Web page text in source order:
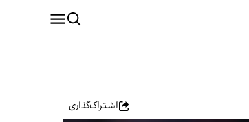
اشتراک‌گذاری